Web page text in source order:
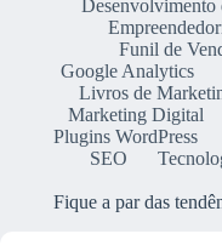
Desenvolvimento
Funil de
Google Analytics
Livros de
Marketing Digital
Plugins WordPress
SEO
Fique a par das